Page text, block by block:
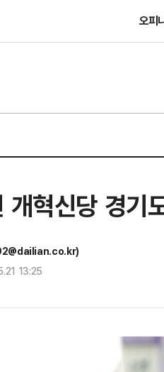
오피
혁신당 경기
13:25